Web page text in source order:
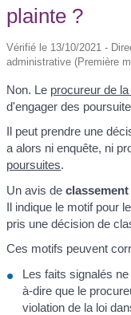
plainte ?
Vérifié le 13/10/2021 -
administrative (Première
Non. Le procureur de
d'engager des
Il peut prendre une
a alors ni enquête, ni
poursuites.
Un avis de
Il indique le motif pour
pris une décision de
Ces motifs peuvent
Les faits signalés
à-dire que le
violation de la loi